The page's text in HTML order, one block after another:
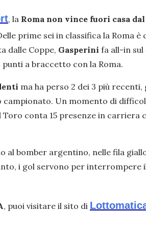
, la Roma non vince fuori casa dal
prime sei in classifica la Roma
dalle Coppe, Gasperini fa all-in sul
punti a braccetto con la Roma.
ma ha perso 2 dei 3 più
Un momento di
Toro conta 15 presenze in carriera
al bomber argentino, nelle fila
i gol servono per interrompere
, puoi visitare il sito di